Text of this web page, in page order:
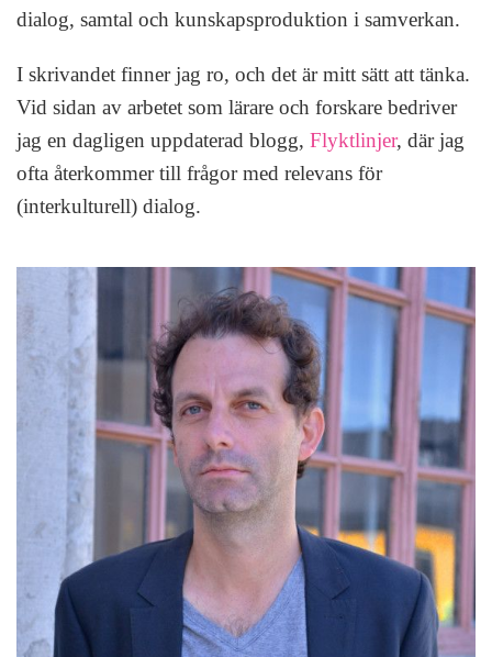
dialog, samtal och kunskapsproduktion i samverkan.
I skrivandet finner jag ro, och det är mitt sätt att tänka.
Vid sidan av arbetet som lärare och forskare bedriver
jag en dagligen uppdaterad blogg, Flyktlinjer, där jag
ofta återkommer till frågor med relevans för
(interkulturell) dialog.